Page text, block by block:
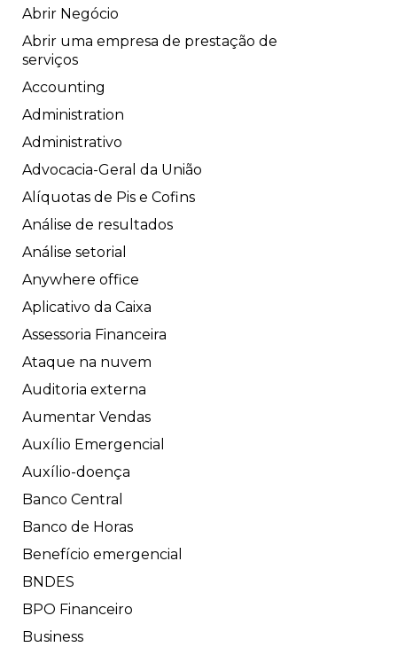
Abrir Negócio
Abrir uma empresa de prestação de
serviços
Accounting
Administration
Administrativo
Advocacia-Geral da União
Alíquotas de Pis e Cofins
Análise de resultados
Análise setorial
Anywhere office
Aplicativo da Caixa
Assessoria Financeira
Ataque na nuvem
Auditoria externa
Aumentar Vendas
Auxílio Emergencial
Auxílio-doença
Banco Central
Banco de Horas
Benefício emergencial
BNDES
BPO Financeiro
Business